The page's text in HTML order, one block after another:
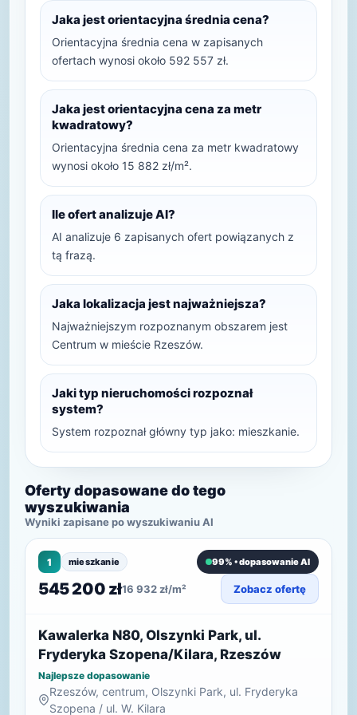
Jaka jest orientacyjna średnia cena?
Orientacyjna średnia cena w zapisanych
ofertach wynosi około 592 557 zł.
Jaka jest orientacyjna cena za metr
kwadratowy?
Orientacyjna średnia cena za metr kwadratowy
wynosi około 15 882 zł/m².
Ile ofert analizuje AI?
AI analizuje 6 zapisanych ofert powiązanych z
tą frazą.
Jaka lokalizacja jest najważniejsza?
Najważniejszym rozpoznanym obszarem jest
Centrum w mieście Rzeszów.
Jaki typ nieruchomości rozpoznał
system?
System rozpoznał główny typ jako: mieszkanie.
Oferty dopasowane do tego
wyszukiwania
Wyniki zapisane po wyszukiwaniu AI
1 mieszkanie 99% • dopasowanie AI
545 200 zł16 932 zł/m² Zobacz ofertę
Kawalerka N80, Olszynki Park, ul.
Fryderyka Szopena/Kilara, Rzeszów
Najlepsze dopasowanie
Rzeszów, centrum, Olszynki Park, ul. Fryderyka
Szopena / ul. W. Kilara